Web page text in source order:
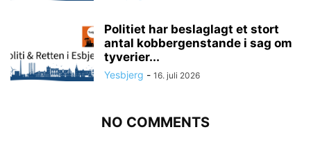
Politiet har beslaglagt et stort
antal kobbergenstande i sag om
tyverier...
Yesbjerg - 16. juli 2026
NO COMMENTS